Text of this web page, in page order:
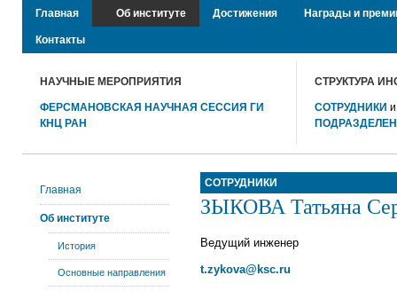
Главная Об институте Достижения Награды и
Контакты
НАУЧНЫЕ МЕРОПРИЯТИЯ
ФЕРСМАНОВСКАЯ НАУЧНАЯ СЕССИЯ ГИ
КНЦ РАН
СТРУКТУРА
СОТРУДНИКИ
СОТРУДНИКИ
ЗЫКОВА Татьяна
Ведущий инженер
t.zykova@ksc.ru
Главная
Об институте
История
Основные направления